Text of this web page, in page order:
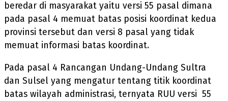
beredar di masyarakat yaitu versi 55 pasal dimana
pada pasal 4 memuat batas posisi koordinat kedua
provinsi tersebut dan versi 8 pasal yang tidak
memuat informasi batas koordinat.
Pada pasal 4 Rancangan Undang-Undang Sultra
dan Sulsel yang mengatur tentang titik koordinat
batas wilayah administrasi, ternyata RUU versi 55